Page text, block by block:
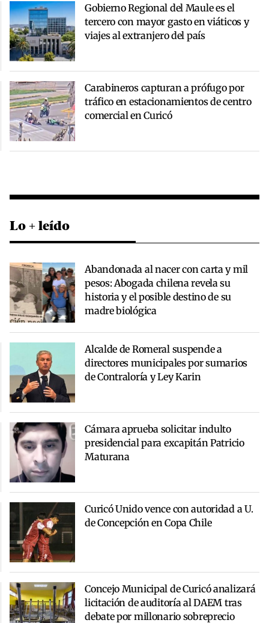
Gobierno Regional del Maule es el
tercero con mayor gasto en viáticos y
viajes al extranjero del país
Carabineros capturan a prófugo por
tráfico en estacionamientos de centro
comercial en Curicó
Lo + leído
Abandonada al nacer con carta y mil
pesos: Abogada chilena revela su
historia y el posible destino de su
madre biológica
Alcalde de Romeral suspende a
directores municipales por sumarios
de Contraloría y Ley Karin
Cámara aprueba solicitar indulto
presidencial para excapitán Patricio
Maturana
Curicó Unido vence con autoridad a U.
de Concepción en Copa Chile
Concejo Municipal de Curicó analizará
licitación de auditoría al DAEM tras
debate por millonario sobreprecio